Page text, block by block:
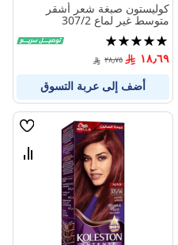
كوليستون صبغة شعر أشقر
متوسط غير لماع 307/2
تقييم:
100%
١٨٫٦٩ ٢٨٫٧٥
أضف إلى عربة التسوق
قائمة
قارن